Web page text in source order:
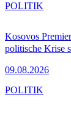
Kosovos
politische Krise
09.08.2026
POLITIK
POLITIK